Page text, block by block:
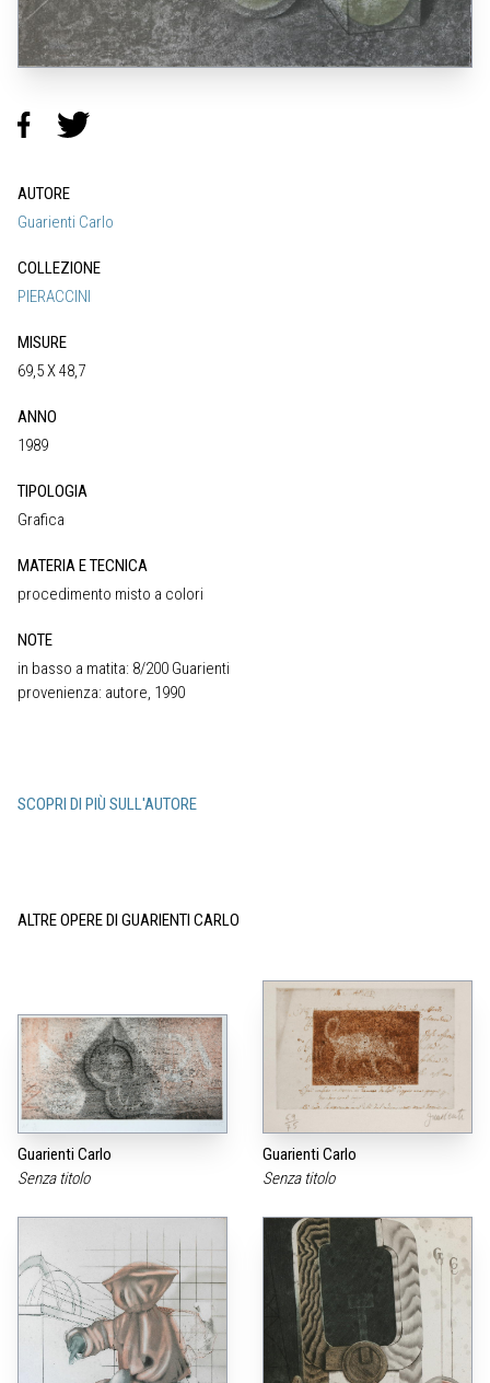
AUTORE
Guarienti Carlo
COLLEZIONE
PIERACCINI
MISURE
69,5 X 48,7
ANNO
1989
TIPOLOGIA
Grafica
MATERIA E TECNICA
procedimento misto a colori
NOTE
in basso a matita: 8/200 Guarienti
provenienza: autore, 1990
SCOPRI DI PIÙ SULL'AUTORE
ALTRE OPERE DI GUARIENTI CARLO
Guarienti Carlo
Senza titolo
Guarienti Carlo
Senza titolo